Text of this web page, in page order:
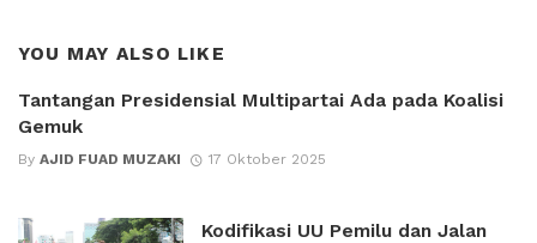
YOU MAY ALSO LIKE
Tantangan Presidensial Multipartai Ada pada Koalisi
Gemuk
By AJID FUAD MUZAKI 17 Oktober 2025
Kodifikasi UU Pemilu dan Jalan